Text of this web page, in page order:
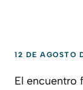
12 DE AGOSTO
El encuentro